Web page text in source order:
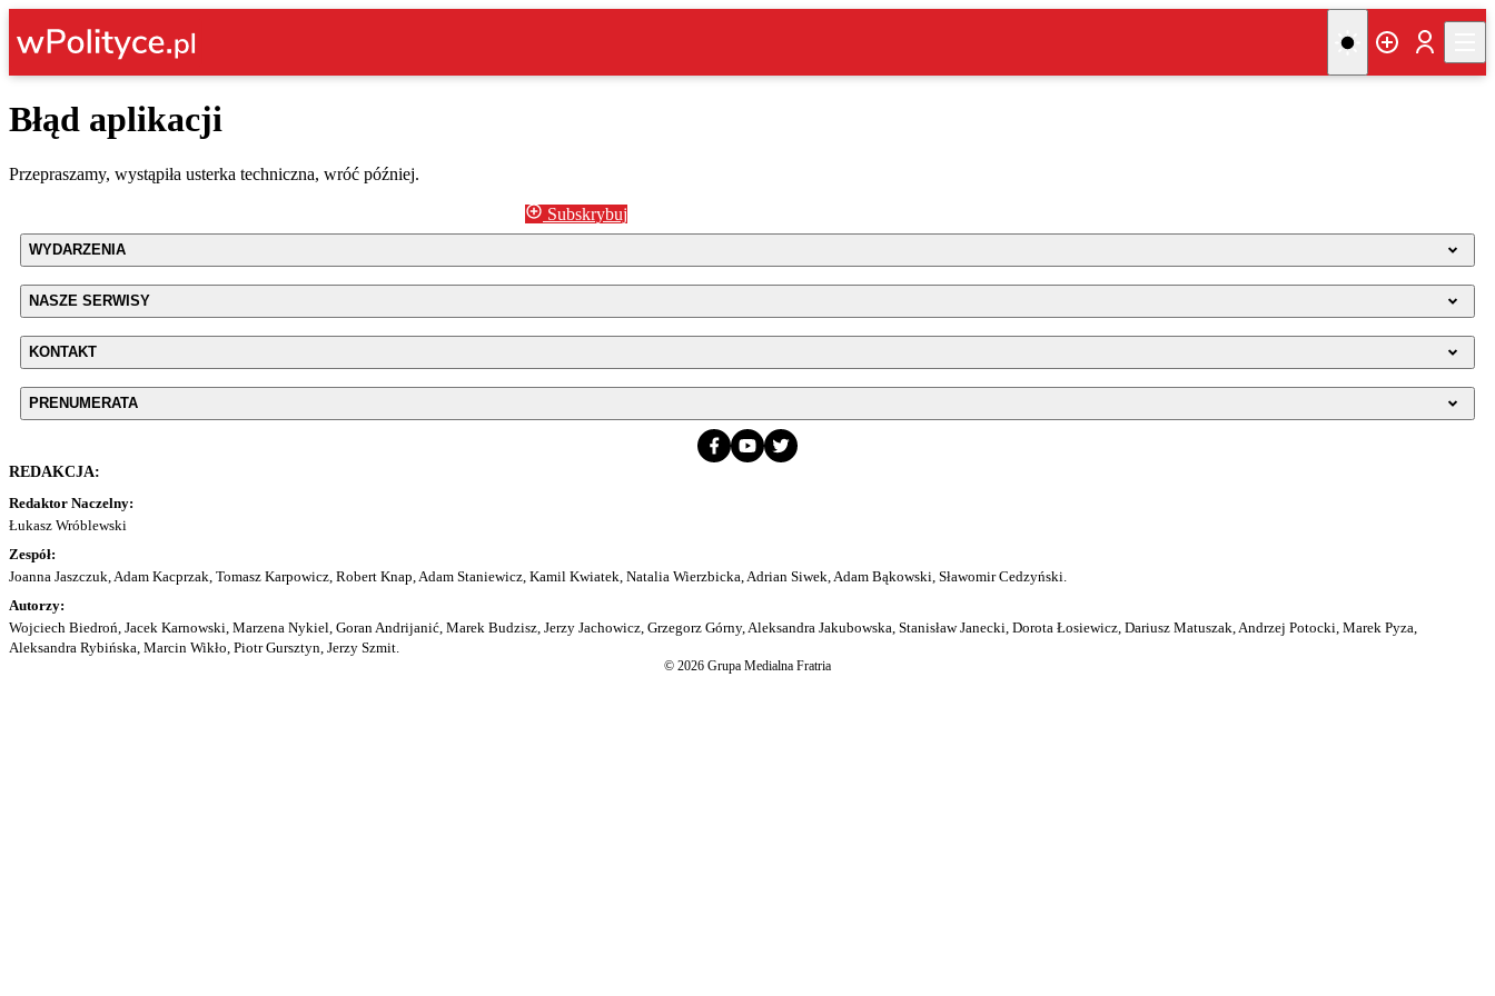
Błąd aplikacji
Przepraszamy, wystąpiła usterka techniczna, wróć później.
Subskrybuj
WYDARZENIA
NASZE SERWISY
KONTAKT
PRENUMERATA
REDAKCJA:
Redaktor Naczelny:
Łukasz Wróblewski
Zespół:
Joanna Jaszczuk, Adam Kacprzak, Tomasz Karpowicz, Robert Knap, Adam Staniewicz, Kamil Kwiatek, Natalia Wierzbicka, Adrian Siwek, Adam Bąkowski, Sławomir Cedzyński.
Autorzy:
Wojciech Biedroń, Jacek Karnowski, Marzena Nykiel, Goran Andrijanić, Marek Budzisz, Jerzy Jachowicz, Grzegorz Górny, Aleksandra Jakubowska, Stanisław Janecki, Dorota Łosiewicz, Dariusz Matuszak, Andrzej Potocki, Marek Pyza,
Aleksandra Rybińska, Marcin Wikło, Piotr Gursztyn, Jerzy Szmit.
© 2026 Grupa Medialna Fratria